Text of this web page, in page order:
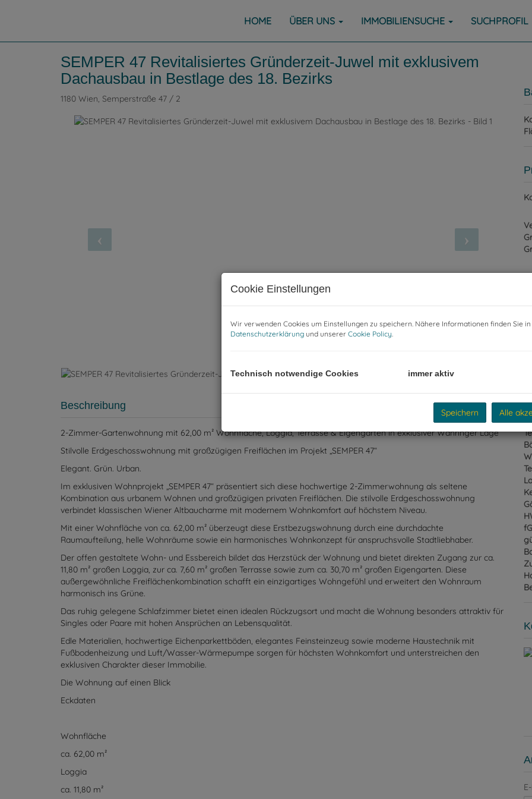
HOME ÜBER UNS IMMOBILIENSUCHE SUCHPROFIL
SEMPER 47 Revitalisiertes Gründerzeit-Juwel mit exklusivem
Dachausbau in Bestlage des 18. Bezirks
1180 Wien, Semperstraße 47 / 2
Außenansicht
Beschreibung
2-Zimmer-Gartenwohnung mit 62,00 m² Wohnfläche, Loggia, Terrasse & Eigengarten in exklusiver Währinger Lage
Stilvolle Erdgeschosswohnung mit großzügigen Freiflächen im Projekt „SEMPER 47“
Elegant. Grün. Urban.
Kombination aus urbanem Wohnen und großzügigen privaten Freiflächen. Die stilvolle Erdgeschosswohnung
verbindet klassischen Wiener Altbaucharme mit modernem Wohnkomfort auf höchstem Niveau.
Mit einer Wohnfläche von ca. 62,00 m² überzeugt diese Erstbezugswohnung durch eine durchdachte
Raumaufteilung, helle Wohnräume sowie ein harmonisches Wohnkonzept für anspruchsvolle Stadtliebhaber.
Der offen gestaltete Wohn- und Essbereich bildet das Herzstück der Wohnung und bietet direkten Zugang zur ca.
außergewöhnliche Freiflächenkombination schafft ein einzigartiges Wohngefühl und erweitert den Wohnraum
harmonisch ins Grüne.
Das ruhig gelegene Schlafzimmer bietet einen idealen Rückzugsort und macht die Wohnung besonders attraktiv für
Singles oder Paare mit hohen Ansprüchen an Lebensqualität.
Fußbodenheizung und Luft/Wasser-Wärmepumpe sorgen für höchsten Wohnkomfort und unterstreichen den
exklusiven Charakter dieser Immobilie.
Eckdaten
Wohnfläche
ca. 62,00 m²
Cookie Einstellungen
Wir verwenden Cookies um Einstellungen zu speichern. Nähere Informationen finden Sie
Datenschutzerklärung und unserer Cookie Policy
Technisch notwendige Cookies immer aktiv
Speichern Alle